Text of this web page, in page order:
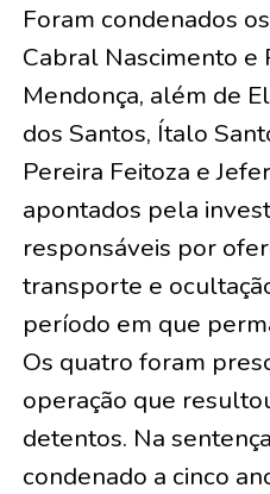
Foram condenados
Cabral Nascimento e
Mendonça, além de
dos Santos, Ítalo
Pereira Feitoza e
apontados pela
responsáveis por
transporte e
período em que
Os quatro foram
operação que
detentos. Na
condenado a cinco